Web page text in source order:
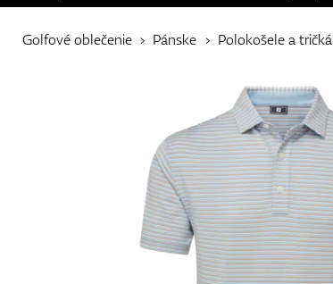
Golfové oblečenie Pánske Polokošele a tričká